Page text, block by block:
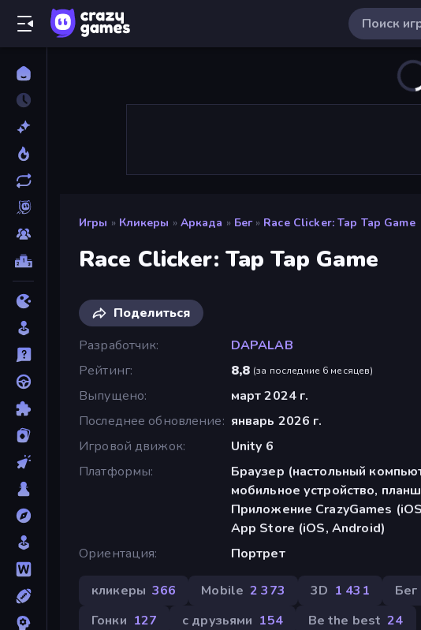
Игры » Кликеры » Аркада » Бег » Race Clicker: Tap Tap Game
Race Clicker: Tap Tap Game
Поделиться
Разработчик
DAPALAB
Рейтинг
8,8 (за последние 6 месяцев)
Выпущено
март 2024 г.
Последнее обновление
январь 2026 г.
Игровой движок
Unity 6
Платформы
Браузер (настольный
мобильное устройство,
Приложение CrazyGames
App Store (iOS, Android)
Ориентация
Портрет
кликеры 366 Mobile 2 373 3D 1 431 Бег
Гонки 127 с друзьями 154 Be the best 24